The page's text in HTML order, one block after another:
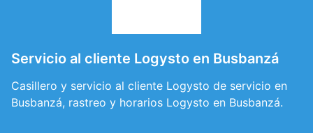
Servicio al cliente Logysto en Busbanzá
Casillero y servicio al cliente Logysto de servicio en
Busbanzá, rastreo y horarios Logysto en Busbanzá.